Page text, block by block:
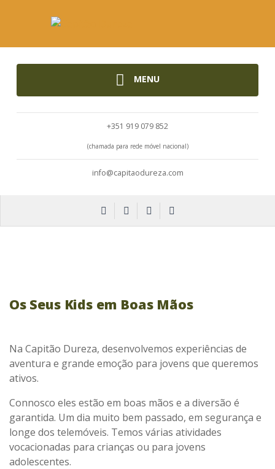
MENU
+351 919 079 852
(chamada para rede móvel nacional)
info@capitaodureza.com
Os Seus Kids em Boas Mãos
Na Capitão Dureza, desenvolvemos experiências de
aventura e grande emoção para jovens que queremos
ativos.
Connosco eles estão em boas mãos e a diversão é
garantida. Um dia muito bem passado, em segurança e
longe dos telemóveis. Temos várias atividades
vocacionadas para crianças ou para jovens
adolescentes.